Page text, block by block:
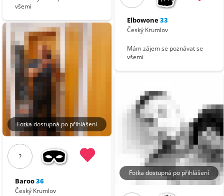
všemi
Fotka dostupná po přihlášení
?
Baroo36
Český Krumlov
Elbowone33
Český Krumlov
Mám zájem se poznávat se
všemi
Fotka dostupná po přihlášení